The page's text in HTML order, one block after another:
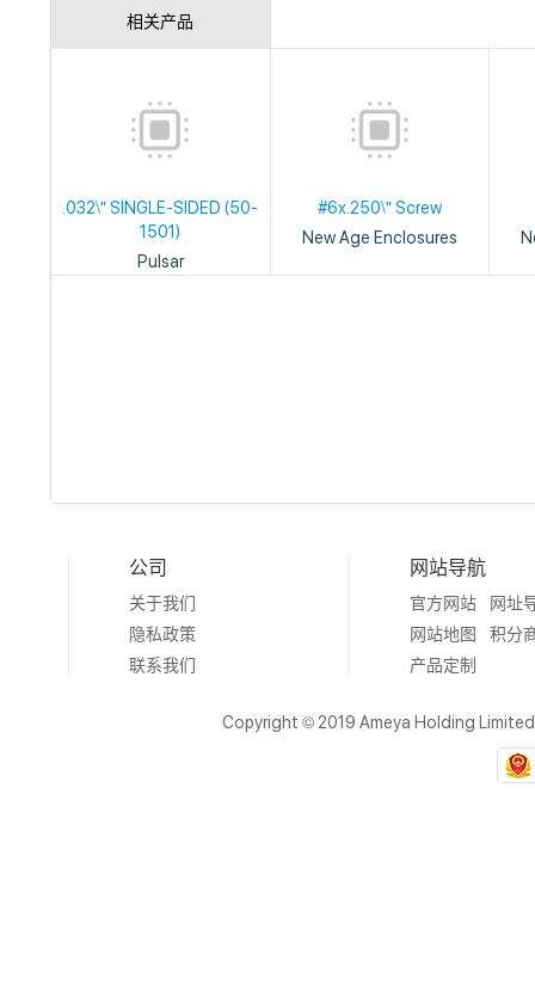
相关产品
.032\" SINGLE-SIDED (50-
1501)
Pulsar
#6x.250\" Screw
New Age Enclosures
公司
关于我们
隐私政策
联系我们
网站导航
官方网站
网址
网站地图
积分
产品定制
Copyright © 2019 Ameya Holding